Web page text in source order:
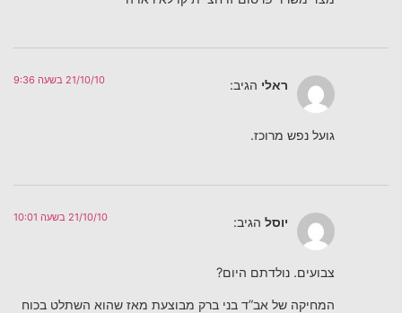
ראלי הגיב: 21/10/10 בשעה 9:36
גועל נפש מרוכז.
יוסל הגיב: 21/10/10 בשעה 10:01
צבועים. נולדתם היום?
המחיקה של אב”ד בני ברק מבוצעת מאז שהוא השתלט בכוח